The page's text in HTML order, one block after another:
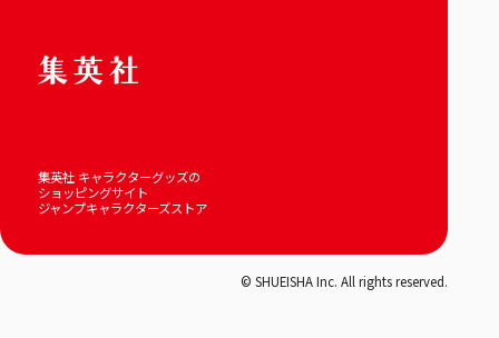
集英社 キャラクターグッズの
ショッピングサイト
ジャンプキャラクターズストア
© SHUEISHA Inc. All rights reserved.